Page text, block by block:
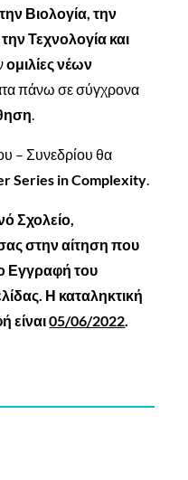
Βιολογία, την
Τεχνολογία και
ομιλίες νέων
πάνω σε σύγχρονα
.
– Συνεδρίου θα
Series in Complexity.
Σχολείο,
στην αίτηση που
Εγγραφή του
Η καταληκτική
είναι05/06/2022.